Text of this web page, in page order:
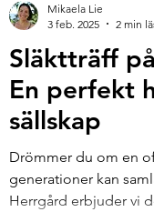
Släktträff
En perfekt
sällskap
Drömmer du om en
generationer kan
Herrgård erbjuder vi
Mikaela Lie
3 feb. 2025
2 min